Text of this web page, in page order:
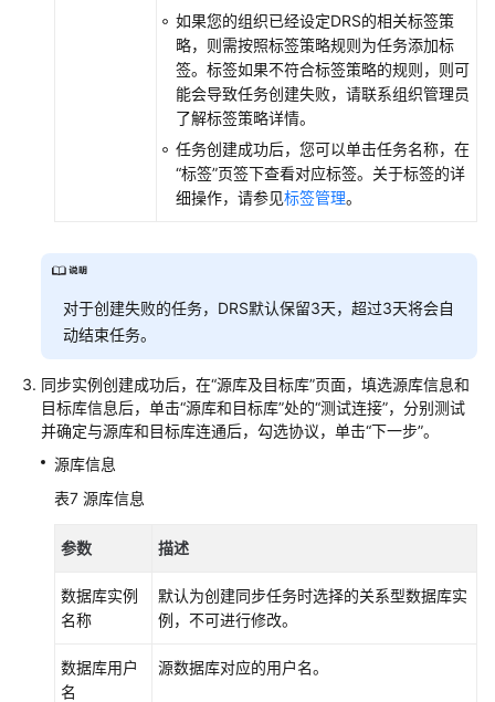
如果您的组织已经设定DRS的相关标签策
略，则需按照标签策略规则为任务添加标
签。标签如果不符合标签策略的规则，则可
能会导致任务创建失败，请联系组织管理员
了解标签策略详情。
任务创建成功后，您可以单击任务名称，在
“标签”页签下查看对应标签。关于标签的详
细操作，请参见标签管理。
对于创建失败的任务，DRS默认保留3天，超过3天将会自
动结束任务。
同步实例创建成功后，在“源库及目标库”页面，填选源库信息和
目标库信息后，单击“源库和目标库”处的“测试连接”，分别测试
并确定与源库和目标库连通后，勾选协议，单击“下一步”。
源库信息
表7 源库信息
参数 描述
数据库实例
名称
默认为创建同步任务时选择的关系型数据库实
例，不可进行修改。
数据库用户
名
源数据库对应的用户名。